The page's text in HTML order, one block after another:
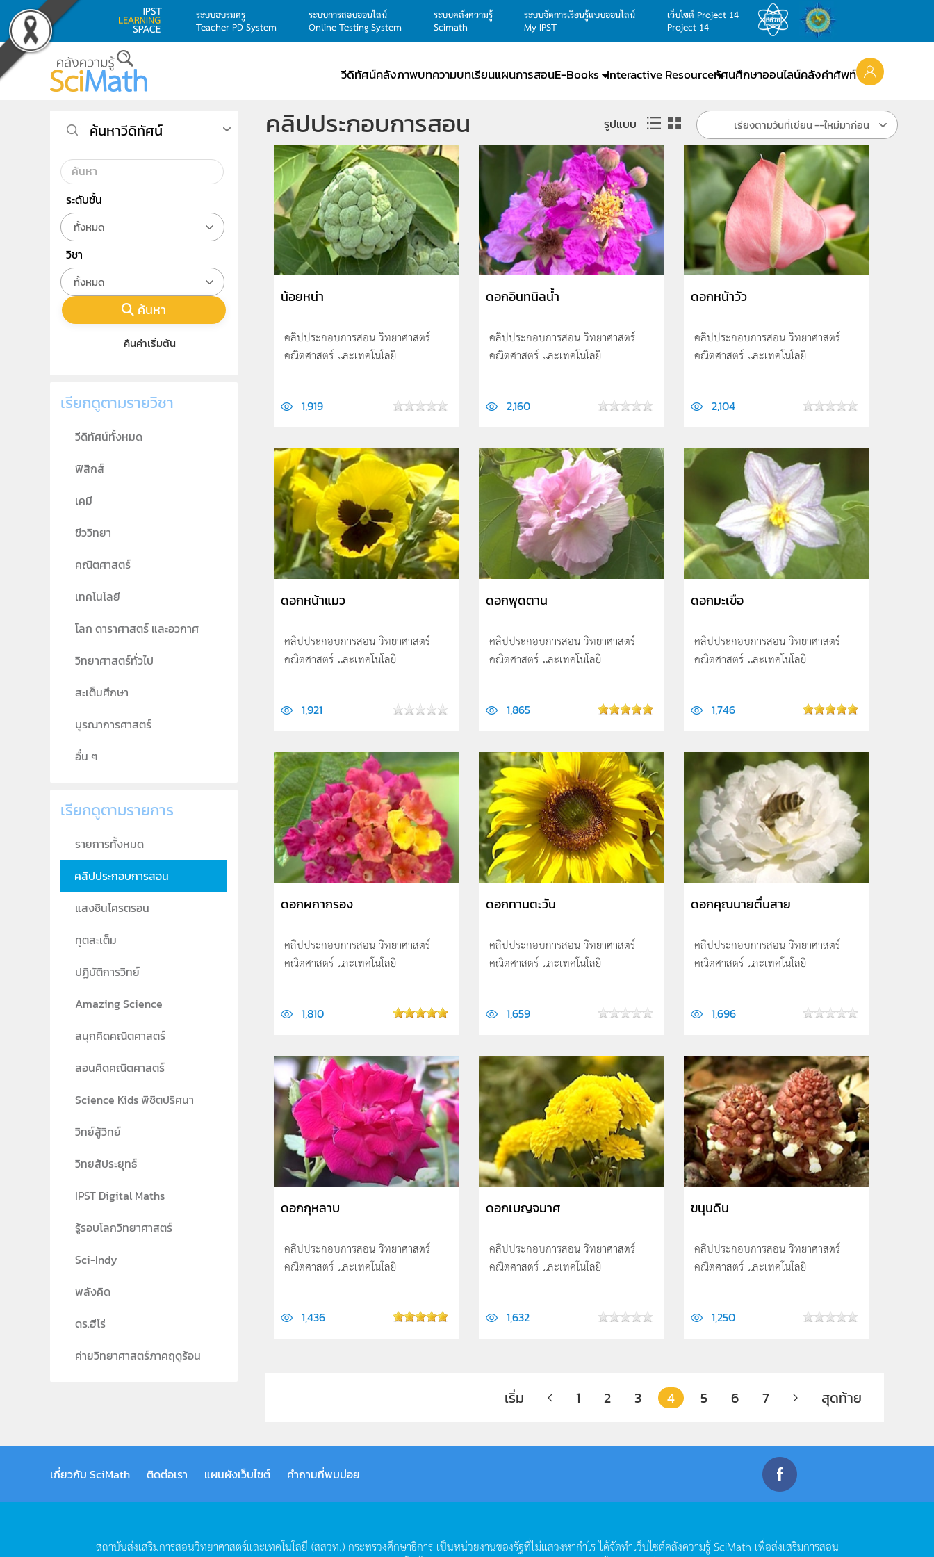
Skip to main content
ระบบอบรมครู
Teacher PD System
ระบบการสอบออนไลน์
Online Testing System
ระบบคลังความรู้
Scimath
ระบบจัดการเรียนรู้แบบออนไลน์
My IPST
เว็บไซต์ Project 14
Project 14
วีดิทัศน์คลังภาพบทความบทเรียนแผนการสอนE-Books Interactive Resourceทัศนศึกษาออนไลน์คลังคำศัพท์
คลิปประกอบการสอน รูปแบบ เรียงตามวันที่เขียน --ใหม่มาก่อน
น้อยหน่า
คลิปประกอบการสอน วิทยาศาสตร์
คณิตศาสตร์ และเทคโนโลยี
1,919
ดอกอินทนิลน้ำ
คลิปประกอบการสอน วิทยาศาสตร์
คณิตศาสตร์ และเทคโนโลยี
2,160
ดอกหน้าวัว
คลิปประกอบการสอน วิทยาศาสตร์
คณิตศาสตร์ และเทคโนโลยี
2,104
ดอกหน้าแมว
คลิปประกอบการสอน วิทยาศาสตร์
คณิตศาสตร์ และเทคโนโลยี
1,921
ดอกพุดตาน
คลิปประกอบการสอน วิทยาศาสตร์
คณิตศาสตร์ และเทคโนโลยี
1,865
ดอกมะเขือ
คลิปประกอบการสอน วิทยาศาสตร์
คณิตศาสตร์ และเทคโนโลยี
1,746
ดอกผกากรอง
คลิปประกอบการสอน วิทยาศาสตร์
คณิตศาสตร์ และเทคโนโลยี
1,810
ดอกทานตะวัน
คลิปประกอบการสอน วิทยาศาสตร์
คณิตศาสตร์ และเทคโนโลยี
1,659
ดอกคุณนายตื่นสาย
คลิปประกอบการสอน วิทยาศาสตร์
คณิตศาสตร์ และเทคโนโลยี
1,696
ดอกกุหลาบ
คลิปประกอบการสอน วิทยาศาสตร์
คณิตศาสตร์ และเทคโนโลยี
1,436
ดอกเบญจมาศ
คลิปประกอบการสอน วิทยาศาสตร์
คณิตศาสตร์ และเทคโนโลยี
1,632
ขนุนดิน
คลิปประกอบการสอน วิทยาศาสตร์
คณิตศาสตร์ และเทคโนโลยี
1,250
เริ่ม 1 2 3 4 5 6 7 สุดท้าย
ค้นหาวีดิทัศน์
ระดับชั้น
ทั้งหมด
วิชา
ทั้งหมด
ค้นหา
คืนค่าเริ่มต้น
เรียกดูตามรายวิชา
วีดิทัศน์ทั้งหมด
ฟิสิกส์
เคมี
ชีววิทยา
คณิตศาสตร์
เทคโนโลยี
โลก ดาราศาสตร์ และอวกาศ
วิทยาศาสตร์ทั่วไป
สะเต็มศึกษา
บูรณาการศาสตร์
อื่น ๆ
เรียกดูตามรายการ
รายการทั้งหมด
คลิปประกอบการสอน
แสงซินโครตรอน
ทูตสะเต็ม
ปฏิบัติการวิทย์
Amazing Science
สนุกคิดคณิตศาสตร์
สอนคิดคณิตศาสตร์
Science Kids พิชิตปริศนา
วิทย์สู้วิทย์
วิทยสัประยุทธ์
IPST Digital Maths
รู้รอบโลกวิทยาศาสตร์
Sci-Indy
พลังคิด
ดร.ฮีโร่
ค่ายวิทยาศาสตร์ภาคฤดูร้อน
เกี่ยวกับ SciMath ติดต่อเรา แผนผังเว็บไซต์ คำถามที่พบบ่อย
สถาบันส่งเสริมการสอนวิทยาศาสตร์และเทคโนโลยี (สสวท.) กระทรวงศึกษาธิการ เป็นหน่วยงานของรัฐที่ไม่แสวงหากำไรได้จัดทำเว็บไซต์คลังความรู้SciMath เพื่อส่งเสริมการสอน